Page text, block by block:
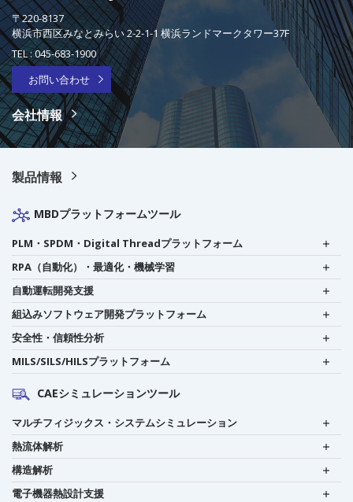
〒220-8137
横浜市西区みなとみらい 2-2-1-1 横浜ランドマークタワー37F
TEL :045-683-1900
お問い合わせ
会社情報
製品情報
MBDプラットフォームツール
PLM・SPDM・Digital Threadプラットフォーム
RPA（自動化）・最適化・機械学習
自動運転開発支援
組込みソフトウェア開発プラットフォーム
安全性・信頼性分析
MILS/SILS/HILSプラットフォーム
CAEシミュレーションツール
マルチフィジックス・システムシミュレーション
熱流体解析
構造解析
電子機器熱設計支援